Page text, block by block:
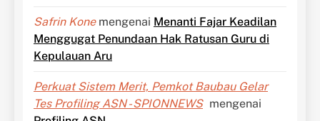
Safrin Konemengenai Menanti Fajar Keadilan
Menggugat Penundaan Hak Ratusan Guru di
Kepulauan Aru
Perkuat Sistem Merit, Pemkot Baubau Gelar
Tes Profiling ASN - SPIONNEWS mengenai